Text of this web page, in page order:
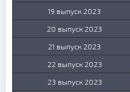
19 выпуск 2023
20 выпуск 2023
21 выпуск 2023
22 выпуск 2023
23 выпуск 2023